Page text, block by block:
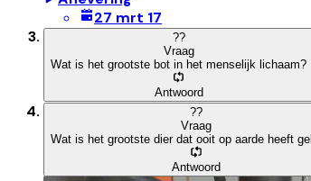
27 mrt 17
??
Vraag
Wat is het grootste bot in het menselijk lichaam?
Antwoord
??
Vraag
Wat is het grootste dier dat ooit op aarde heeft
Antwoord